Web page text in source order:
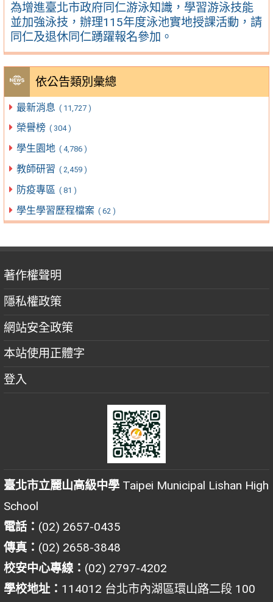
為增進臺北市政府同仁游泳知識，學習游泳技能
並加強泳技，辦理115年度泳池實地授課活動，請
同仁及退休同仁踴躍報名參加。
依公告類別彙總
最新消息 ( 11,727 )
榮譽榜 ( 304 )
學生園地 ( 4,786 )
教師研習 ( 2,459 )
防疫專區 ( 81 )
學生學習歷程檔案 ( 62 )
著作權聲明
隱私權政策
網站安全政策
本站使用正體字
登入
臺北市立麗山高級中學 Taipei Municipal Lishan High
School
電話： (02) 2657-0435
傳真： (02) 2658-3848
校安中心專線： (02) 2797-4202
學校地址： 114012 台北市內湖區環山路二段 100